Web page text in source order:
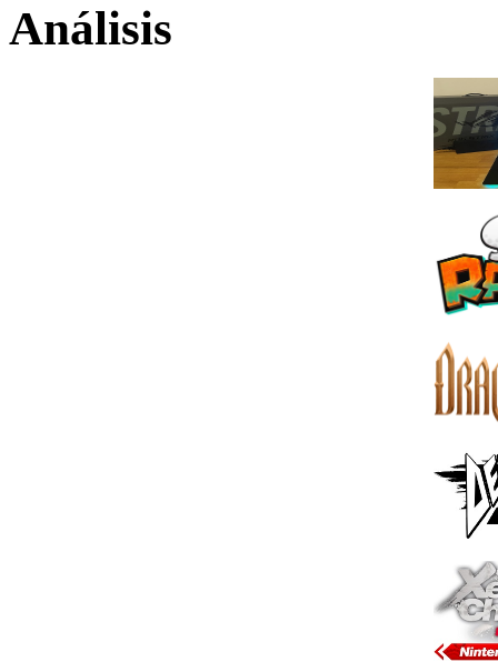
Análisis